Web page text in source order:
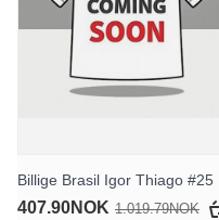
407.90NOK 1.019.79NOK